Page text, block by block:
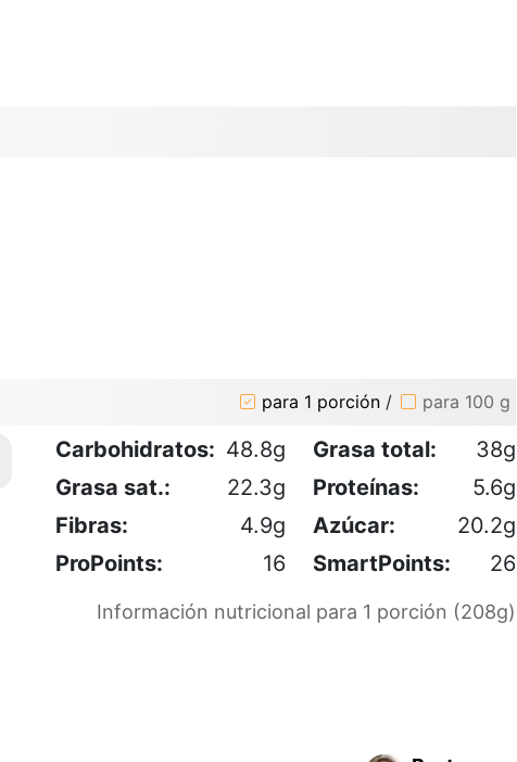
para 1 porción / para 100 g
Carbohidratos: 48.8g Grasa total:
38g
Grasa sat.:
22.3g Proteínas:
5.6g
Fibras:
4.9g Azúcar:
20.2g
ProPoints:
16 SmartPoints: 26
Información nutricional para 1 porción (208g)